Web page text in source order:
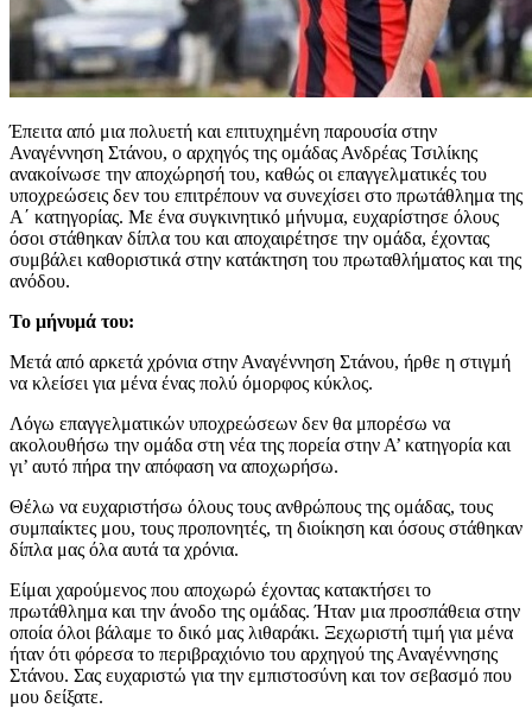
Έπειτα από μια πολυετή και επιτυχημένη παρουσία στην
Αναγέννηση Στάνου, ο αρχηγός της ομάδας Ανδρέας Τσιλίκης
ανακοίνωσε την αποχώρησή του, καθώς οι επαγγελματικές του
υποχρεώσεις δεν του επιτρέπουν να συνεχίσει στο πρωτάθλημα της
Α΄ κατηγορίας. Με ένα συγκινητικό μήνυμα, ευχαρίστησε όλους
όσοι στάθηκαν δίπλα του και αποχαιρέτησε την ομάδα, έχοντας
συμβάλει καθοριστικά στην κατάκτηση του πρωταθλήματος και της
ανόδου.
Το μήνυμά του:
Μετά από αρκετά χρόνια στην Αναγέννηση Στάνου, ήρθε η στιγμή
να κλείσει για μένα ένας πολύ όμορφος κύκλος.
Λόγω επαγγελματικών υποχρεώσεων δεν θα μπορέσω να
ακολουθήσω την ομάδα στη νέα της πορεία στην Α’ κατηγορία και
γι’ αυτό πήρα την απόφαση να αποχωρήσω.
Θέλω να ευχαριστήσω όλους τους ανθρώπους της ομάδας, τους
συμπαίκτες μου, τους προπονητές, τη διοίκηση και όσους στάθηκαν
δίπλα μας όλα αυτά τα χρόνια.
Είμαι χαρούμενος που αποχωρώ έχοντας κατακτήσει το
πρωτάθλημα και την άνοδο της ομάδας. Ήταν μια προσπάθεια στην
οποία όλοι βάλαμε το δικό μας λιθαράκι. Ξεχωριστή τιμή για μένα
ήταν ότι φόρεσα το περιβραχιόνιο του αρχηγού της Αναγέννησης
Στάνου. Σας ευχαριστώ για την εμπιστοσύνη και τον σεβασμό που
μου δείξατε.